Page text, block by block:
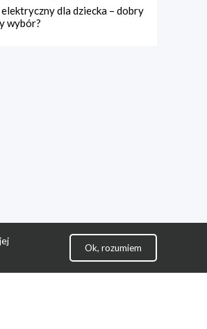
elektryczny dla dziecka – dobry
wybór?
Ok, rozumiem